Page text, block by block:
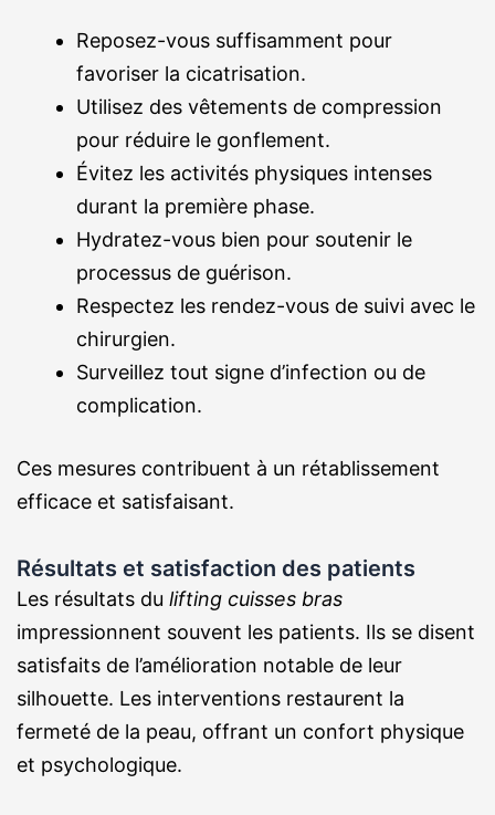
Reposez-vous suffisamment pour
favoriser la cicatrisation.
Utilisez des vêtements de compression
pour réduire le gonflement.
Évitez les activités physiques intenses
durant la première phase.
Hydratez-vous bien pour soutenir le
processus de guérison.
Respectez les rendez-vous de suivi avec le
chirurgien.
Surveillez tout signe d’infection ou de
complication.
Ces mesures contribuent à un rétablissement
efficace et satisfaisant.
Résultats et satisfaction des patients
Les résultats du lifting cuisses bras
impressionnent souvent les patients. Ils se disent
satisfaits de l’amélioration notable de leur
silhouette. Les interventions restaurent la
fermeté de la peau, offrant un confort physique
et psychologique.